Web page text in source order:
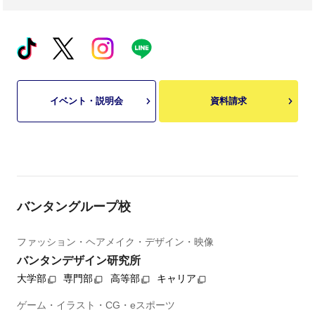
イベント・説明会 資料請求
バンタングループ校
ファッション・ヘアメイク・デザイン・映像
バンタンデザイン研究所
大学部 専門部 高等部 キャリア
ゲーム・イラスト・CG・eスポーツ